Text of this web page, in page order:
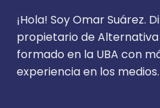
¡Hola! Soy Omar Suárez.
propietario de Alternativa
formado en la UBA con
experiencia en los medios.